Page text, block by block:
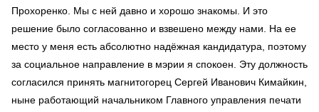
Прохоренко. Мы с ней давно и хорошо знакомы. И это
решение было согласованно и взвешено между нами. На ее
место у меня есть абсолютно надёжная кандидатура, поэтому
за социальное направление в мэрии я спокоен. Эту должность
согласился принять магнитогорец Сергей Иванович Кимайкин,
ныне работающий начальником Главного управления печати